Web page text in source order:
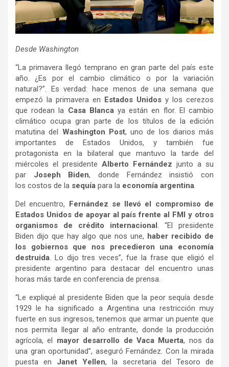
Desde Washington
“La primavera llegó temprano en gran parte del país este
año. ¿Es por el cambio climático o por la variación
natural?”. Es verdad: hace menos de una semana que
empezó la primavera en Estados Unidos y los cerezos
que rodean la Casa Blancaya están en flor. El cambio
climático ocupa gran parte de los títulos de la edición
matutina del Washington Post, uno de los diarios más
importantes de Estados Unidos, y también fue
protagonista en la bilateral que mantuvo la tarde del
miércoles el presidente Alberto Fernández junto a su
par Joseph Biden, donde Fernández insistió con
los costos de la sequía para la economía argentina.
Del encuentro, Fernández se llevó el compromiso de
Estados Unidos de apoyar al país frente al FMI y otros
organismos de crédito internacional. “El presidente
Biden dijo que hay algo que nos une, haber recibido de
los gobiernos que nos precedieron una economía
destruida. Lo dijo tres veces”, fue la frase que eligió el
presidente argentino para destacar del encuentro unas
horas más tarde en conferencia de prensa.
“Le expliqué al presidente Biden que la peor sequía desde
1929 le ha significado a Argentina una restricción muy
fuerte en sus ingresos, tenemos que armar un puente que
nos permita llegar al año entrante, donde la producción
agrícola, el mayor desarrollo de Vaca Muerta, nos da
una gran oportunidad”, aseguró Fernández. Con la mirada
puesta en Janet Yellen, la secretaria del Tesoro de